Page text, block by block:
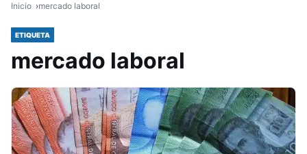
Inicio mercado laboral
ETIQUETA
mercado laboral